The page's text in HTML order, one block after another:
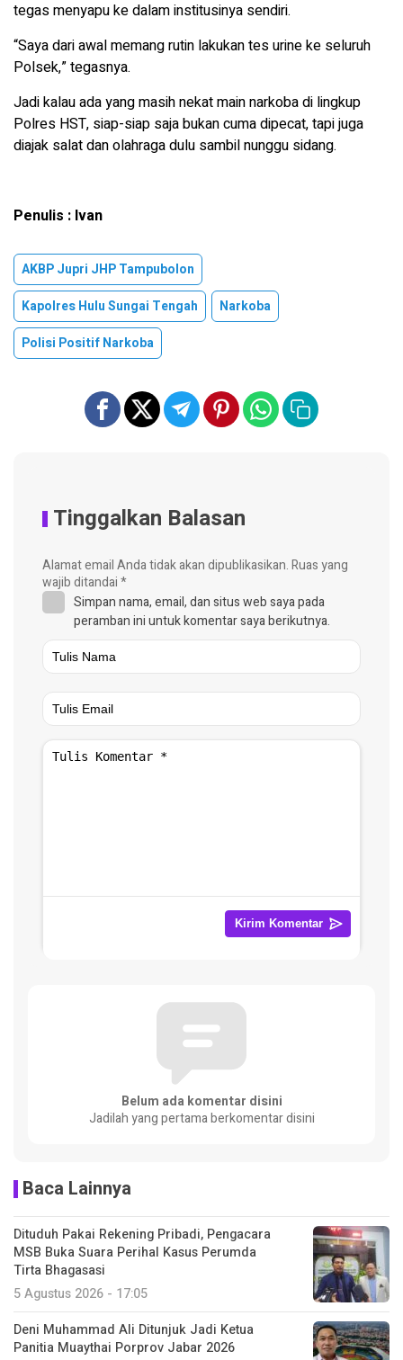
tegas menyapu ke dalam institusinya sendiri.
“Saya dari awal memang rutin lakukan tes urine ke seluruh
Polsek,” tegasnya.
Jadi kalau ada yang masih nekat main narkoba di lingkup
Polres HST, siap-siap saja bukan cuma dipecat, tapi juga
diajak salat dan olahraga dulu sambil nunggu sidang.
Penulis : Ivan
AKBP Jupri JHP Tampubolon
Kapolres Hulu Sungai Tengah
Narkoba
Polisi Positif Narkoba
Tinggalkan Balasan
Alamat email Anda tidak akan dipublikasikan.Ruas yang
wajib ditandai*
Simpan nama, email, dan situs web saya pada
peramban ini untuk komentar saya berikutnya.
Belum ada komentar disini
Jadilah yang pertama berkomentar disini
Baca Lainnya
Dituduh Pakai Rekening Pribadi, Pengacara
MSB Buka Suara Perihal Kasus Perumda
Tirta Bhagasasi
5 Agustus 2026 - 17:05
Deni Muhammad Ali Ditunjuk Jadi Ketua
Panitia Muaythai Porprov Jabar 2026